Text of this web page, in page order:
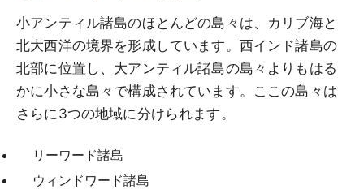
小アンティル諸島のほとんどの島々は、カリブ海と
北大西洋の境界を形成しています。西インド諸島の
北部に位置し、大アンティル諸島の島々よりもはる
かに小さな島々で構成されています。ここの島々は
さらに3つの地域に分けられます。
リーワード諸島
ウィンドワード諸島